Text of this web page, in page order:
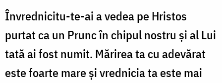
Învrednicitu-te-ai a vedea pe Hristos
purtat ca un Prunc în chipul nostru şi al Lui
tată ai fost numit. Mărirea ta cu ade­vărat
este foarte mare şi vred­nicia ta este mai